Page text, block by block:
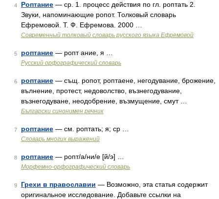
4 Роптание — ср. 1. процесс действия по гл. роптать 2.
Звуки, напоминающие ропот. Толковый словарь
Ефремовой. Т. Ф. Ефремова. 2000 …
Современный толковый словарь русского языка Ефремовой
5 роптание — ропт ание, я …
Русский орфографический словарь
6 роптание — същ. ропот, роптаене, негодувание, брожение,
вълнение, протест, недоволство, възнегодувание,
възнегодуване, неодобрение, възмущение, смут …
Български синонимен речник
7 роптание — см. роптать; я; ср …
Словарь многих выражений
8 роптание — ропт/а/ни/е [й/э] …
Морфемно-орфографический словарь
9 Грехи в православии — Возможно, эта статья содержит
оригинальное исследование. Добавьте ссылки на